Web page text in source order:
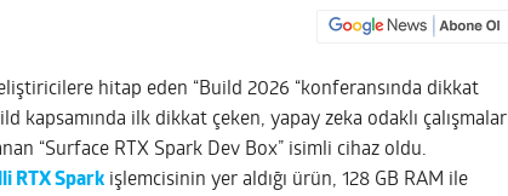
hitap eden “Build 2026 “konferansında dikkat
kapsamında ilk dikkat çeken, yapay zeka odaklı çalışmalar
“Surface RTX Spark Dev Box” isimli cihaz oldu.
RTX Spark işlemcisinin yer aldığı ürün, 128 GB RAM ile